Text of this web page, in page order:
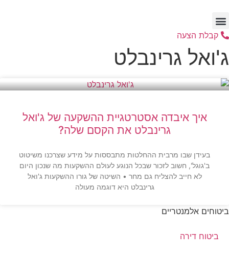
לתוכן
קבלת הצעה
ג'ואל גרינבלט
איך איבדה אסטרטגיית ההשקעה של ג'ואל
גרינבלט את הקסם שלה?
בעידן שבו מרבית ההחלטות מתבססות על מידע שצרכנו משיטוט
ב'גוגל', חשוב לזכור שבכל הנוגע לעולם ההשקעות מה שנכון היום
לא חייב להצליח גם מחר • השיטה של גורו ההשקעות ג'ואל
גרינבלט היא דוגמה מעולה
ביטוחים אלמנטריים
ביטוח דירה